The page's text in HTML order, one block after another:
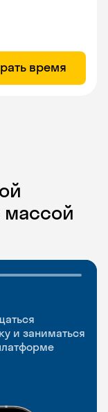
время
и заниматься
слова где
практики